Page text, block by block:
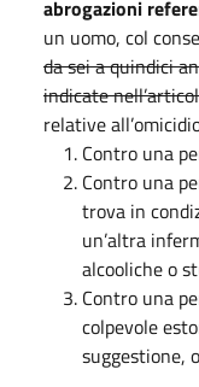
abrogazioni
un uomo, col
da sei a quindici
indicate
relative
Contro una
Contro una
trova in
un’altra
alcooliche o
Contro una
colpevole
suggestione,